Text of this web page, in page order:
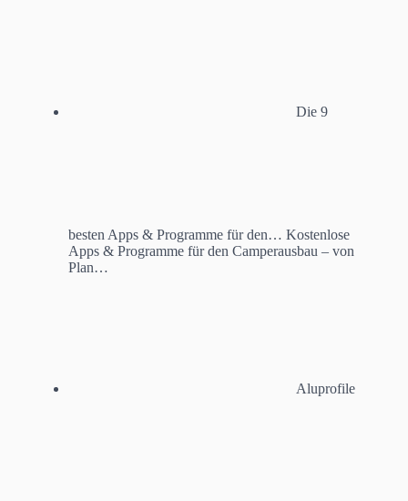
Die 9
besten Apps & Programme für den… Kostenlose
Apps & Programme für den Camperausbau – von
Plan…
Aluprofile